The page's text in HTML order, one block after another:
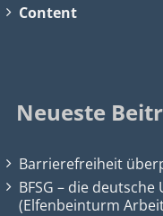
Content
Neueste
Barrierefreiheit
BFSG – die
(Elfenbeinturm